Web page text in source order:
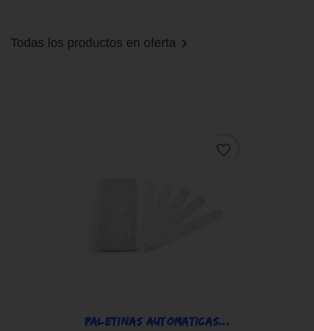
Todas los productos en oferta 
PALETINAS AUTOMATICAS...
favorite_border